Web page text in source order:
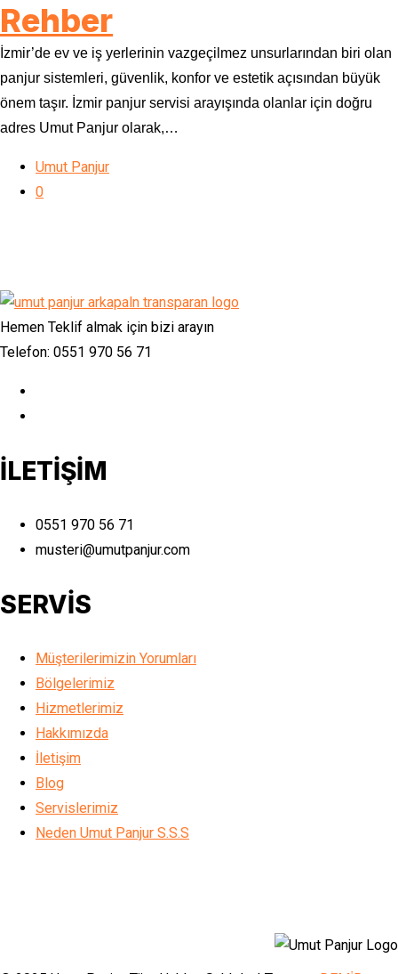
Rehber
İzmir’de ev ve iş yerlerinin vazgeçilmez unsurlarından biri olan
panjur sistemleri, güvenlik, konfor ve estetik açısından büyük
önem taşır. İzmir panjur servisi arayışında olanlar için doğru
adres Umut Panjur olarak,…
Umut Panjur
0
Hemen Teklif almak için bizi arayın
Telefon: 0551 970 56 71
İLETİŞİM
0551 970 56 71
musteri@umutpanjur.com
SERVİS
Müşterilerimizin Yorumları
Bölgelerimiz
Hizmetlerimiz
Hakkımızda
İletişim
Blog
Servislerimiz
Neden Umut Panjur S.S.S